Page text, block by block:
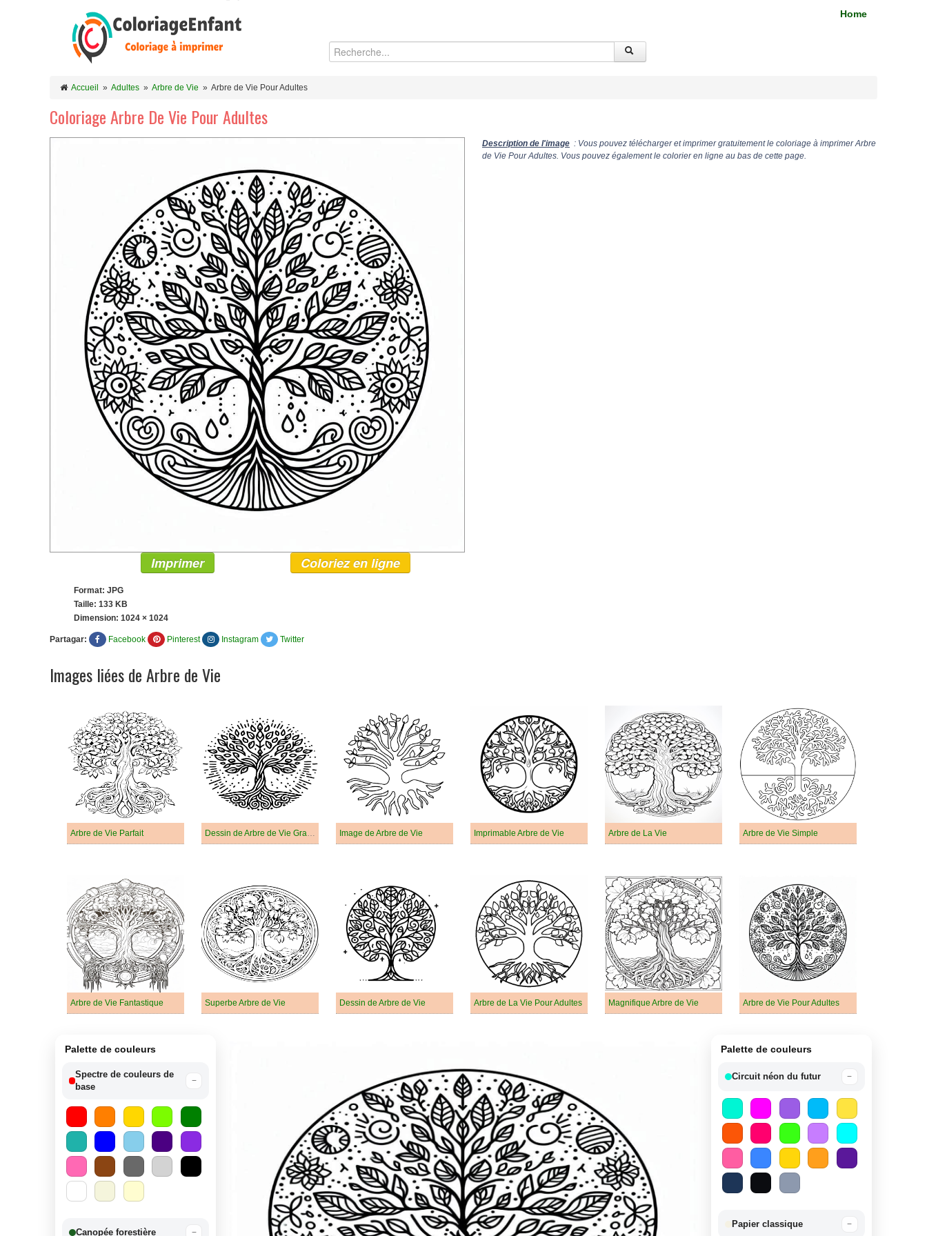
Home
Accueil » Adultes » Arbre de Vie » Arbre de Vie Pour Adultes
Coloriage Arbre De Vie Pour Adultes
Description de l'image : Vous pouvez télécharger et imprimer gratuitement le coloriage à imprimer Arbre
de Vie Pour Adultes. Vous pouvez également le colorier en ligne au bas de cette page.
Imprimer Coloriez en ligne
Format: JPG
Taille: 133 KB
Dimension: 1024 × 1024
Partagar: Facebook Pinterest Instagram Twitter
Images liées de Arbre de Vie
Arbre de Vie Parfait Dessin de Arbre de Vie Gratuit Image de Arbre de Vie Imprimable Arbre de Vie Arbre de La Vie Arbre de Vie Simple
Arbre de Vie Fantastique Superbe Arbre de Vie Dessin de Arbre de Vie Arbre de La Vie Pour Adultes Magnifique Arbre de Vie Arbre de Vie Pour Adultes
Palette de couleurs
Spectre de couleurs de
base
−
Canopée forestière −
Palette de couleurs
Circuit néon du futur −
Papier classique −